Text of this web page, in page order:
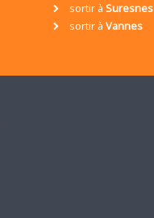
sortir à Suresnes
sortir à Vannes